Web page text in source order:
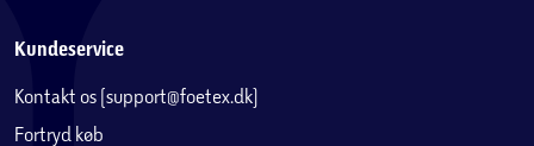
Kundeservice
Kontakt os (support@foetex.dk)
Fortryd køb